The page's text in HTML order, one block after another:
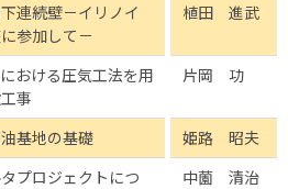
連続壁－イリノイ
参加して－
植田 進武
おける圧気工法を用
事
片岡 功
基地の基礎
姫路 昭夫
プロジェクトにつ
中薗 清治